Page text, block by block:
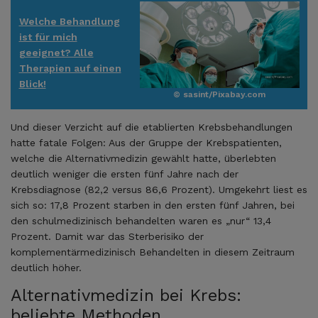
Welche Behandlung
ist für mich
geeignet? Alle
Therapien auf einen
Blick!
© sasint/Pixabay.com
Und dieser Verzicht auf die etablierten Krebsbehandlungen
hatte fatale Folgen: Aus der Gruppe der Krebspatienten,
welche die Alternativmedizin gewählt hatte, überlebten
deutlich weniger die ersten fünf Jahre nach der
Krebsdiagnose (82,2 versus 86,6 Prozent). Umgekehrt liest es
sich so: 17,8 Prozent starben in den ersten fünf Jahren, bei
den schulmedizinisch behandelten waren es „nur“ 13,4
Prozent. Damit war das Sterberisiko der
komplementärmedizinisch Behandelten in diesem Zeitraum
deutlich höher.
Alternativmedizin bei Krebs: